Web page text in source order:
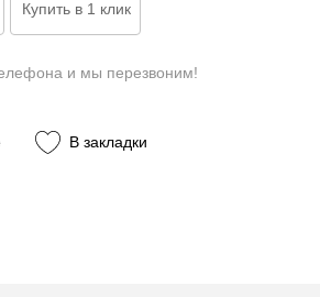
и мы перезвоним!
В закладки